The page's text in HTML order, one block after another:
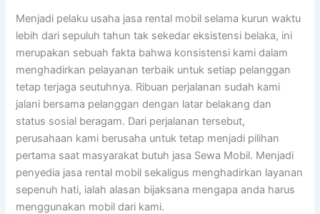
Menjadi pelaku usaha jasa rental mobil selama kurun waktu
lebih dari sepuluh tahun tak sekedar eksistensi belaka, ini
merupakan sebuah fakta bahwa konsistensi kami dalam
menghadirkan pelayanan terbaik untuk setiap pelanggan
tetap terjaga seutuhnya. Ribuan perjalanan sudah kami
jalani bersama pelanggan dengan latar belakang dan
status sosial beragam. Dari perjalanan tersebut,
perusahaan kami berusaha untuk tetap menjadi pilihan
pertama saat masyarakat butuh jasa Sewa Mobil. Menjadi
penyedia jasa rental mobil sekaligus menghadirkan layanan
sepenuh hati, ialah alasan bijaksana mengapa anda harus
menggunakan mobil dari kami.